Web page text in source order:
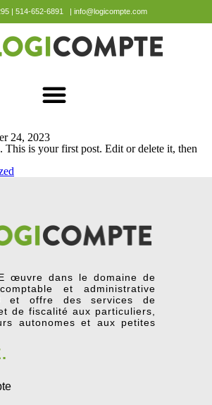
| 514-652-6891 | info@logicompte.com
24, 2023
This is your first post. Edit or delete it, then
œuvre dans le domaine de
et administrative
et offre des services de
de fiscalité aux particuliers,
autonomes et aux petites